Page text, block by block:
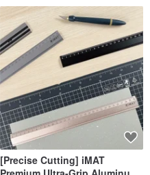
[Precise Cutting] iMAT